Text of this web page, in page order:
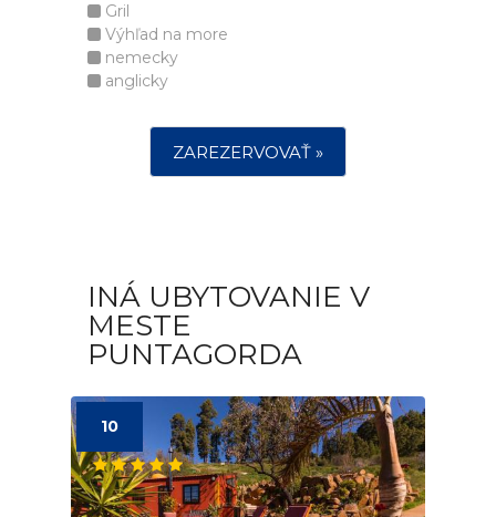
Gril
Výhľad na more
nemecky
anglicky
ZAREZERVOVAŤ »
INÁ UBYTOVANIE V
MESTE
PUNTAGORDA
10